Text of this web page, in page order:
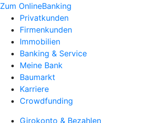
Zum OnlineBanking
Privatkunden
Firmenkunden
Immobilien
Banking & Service
Meine Bank
Baumarkt
Karriere
Crowdfunding
Girokonto & Bezahlen